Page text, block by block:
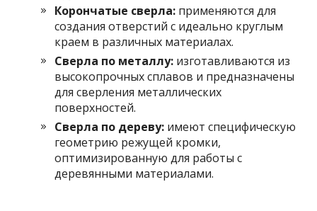
Корончатые сверла: применяются для
создания отверстий с идеально круглым
краем в различных материалах.
Сверла по металлу: изготавливаются из
высокопрочных сплавов и предназначены
для сверления металлических
поверхностей.
Сверла по дереву: имеют специфическую
геометрию режущей кромки,
оптимизированную для работы с
деревянными материалами.